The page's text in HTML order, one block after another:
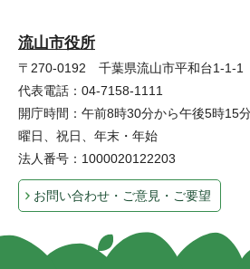
流山市役所
〒270-0192 千葉県流山市平和台1-1-1
代表電話：04-7158-1111
開庁時間：午前8時30分から午後5時15
曜日、祝日、年末・年始
法人番号：1000020122203
お問い合わせ・ご意見・ご要望